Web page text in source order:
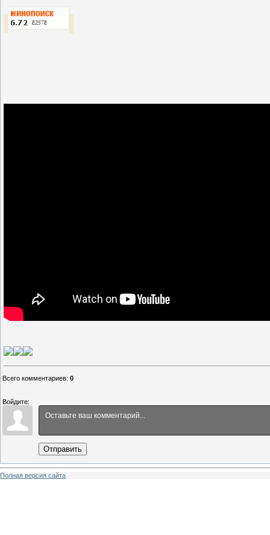
Всего комментариев: 0
Войдите:
Отправить
Полная версия сайта